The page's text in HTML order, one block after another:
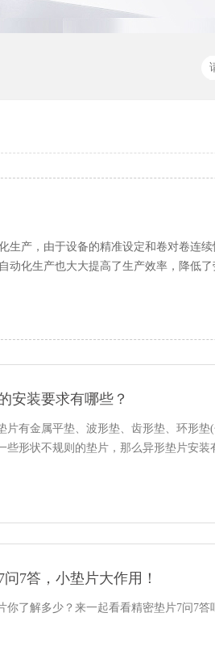
生产，由于设备的精准设定和卷对卷连
化生产也大大提高了生产效率，降低了
安装要求有哪些？
片有金属平垫、波形垫、齿形垫、环形
些形状不规则的垫片，那么异形垫片安装
7答，小垫片大作用！
你了解多少？来一起看看精密垫片7问7答